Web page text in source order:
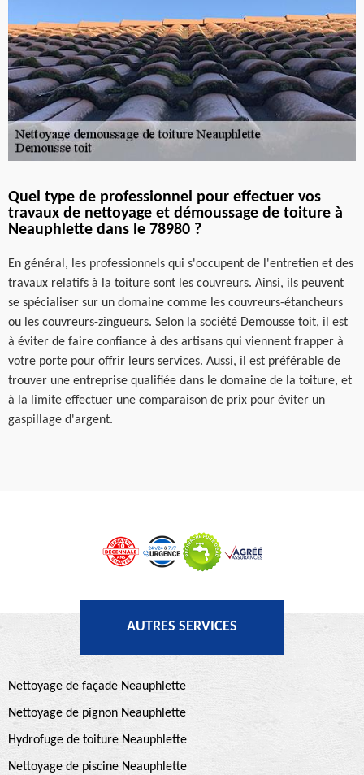
Quel type de professionnel pour effectuer vos
travaux de nettoyage et démoussage de toiture à
Neauphlette dans le 78980 ?
En général, les professionnels qui s'occupent de l'entretien et des
travaux relatifs à la toiture sont les couvreurs. Ainsi, ils peuvent
se spécialiser sur un domaine comme les couvreurs-étancheurs
ou les couvreurs-zingueurs. Selon la société Demousse toit, il est
à éviter de faire confiance à des artisans qui viennent frapper à
votre porte pour offrir leurs services. Aussi, il est préférable de
trouver une entreprise qualifiée dans le domaine de la toiture, et
à la limite effectuer une comparaison de prix pour éviter un
gaspillage d'argent.
AUTRES SERVICES
Nettoyage de façade Neauphlette
Nettoyage de pignon Neauphlette
Hydrofuge de toiture Neauphlette
Nettoyage de piscine Neauphlette